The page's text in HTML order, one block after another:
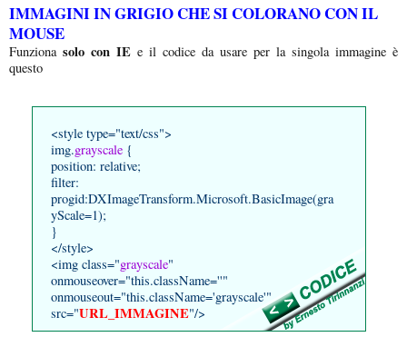
IMMAGINI IN GRIGIO CHE SI COLORANO CON IL
MOUSE
Funziona solo con IE e il codice da usare per la singola immagine è
questo
<style type="text/css">
img.grayscale {
position: relative;
filter:
progid:DXImageTransform.Microsoft.BasicImage(gra
yScale=1);
}
</style>
<img class="grayscale"
onmouseover="this.className=''"
onmouseout="this.className='grayscale'"
src="URL_IMMAGINE"/>